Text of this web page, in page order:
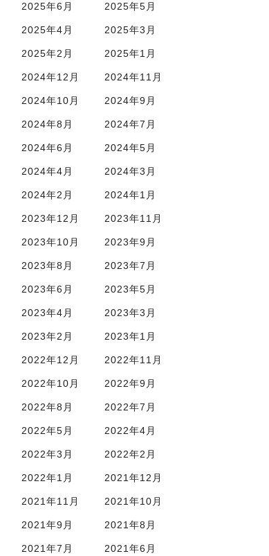
2025年6月 2025年5月
2025年4月 2025年3月
2025年2月 2025年1月
2024年12月 2024年11月
2024年10月 2024年9月
2024年8月 2024年7月
2024年6月 2024年5月
2024年4月 2024年3月
2024年2月 2024年1月
2023年12月 2023年11月
2023年10月 2023年9月
2023年8月 2023年7月
2023年6月 2023年5月
2023年4月 2023年3月
2023年2月 2023年1月
2022年12月 2022年11月
2022年10月 2022年9月
2022年8月 2022年7月
2022年5月 2022年4月
2022年3月 2022年2月
2022年1月 2021年12月
2021年11月 2021年10月
2021年9月 2021年8月
2021年7月 2021年6月